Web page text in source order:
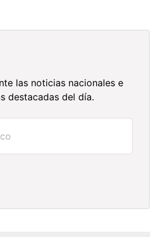
las noticias nacionales e
destacadas del día.